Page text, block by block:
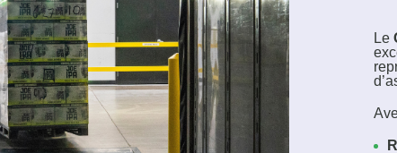
Le